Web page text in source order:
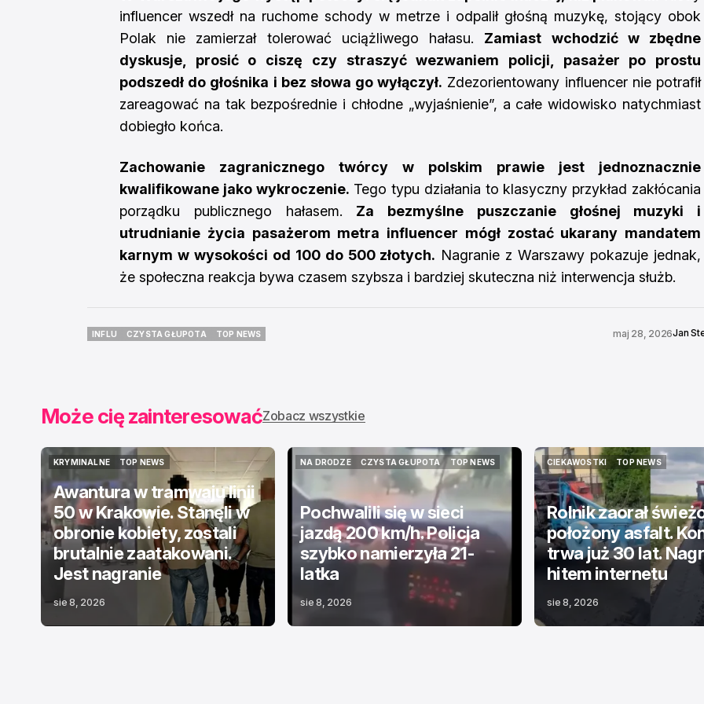
influencer wszedł na ruchome schody w metrze i odpalił głośną muzykę, stojący obok
Polak nie zamierzał tolerować uciążliwego hałasu. Zamiast wchodzić w zbędne
dyskusje, prosić o ciszę czy straszyć wezwaniem policji, pasażer po prostu
podszedł do głośnika i bez słowa go wyłączył. Zdezorientowany influencer nie potrafił
zareagować na tak bezpośrednie i chłodne „wyjaśnienie”, a całe widowisko natychmiast
dobiegło końca.
Zachowanie zagranicznego twórcy w polskim prawie jest jednoznacznie
kwalifikowane jako wykroczenie. Tego typu działania to klasyczny przykład zakłócania
porządku publicznego hałasem. Za bezmyślne puszczanie głośnej muzyki i
utrudnianie życia pasażerom metra influencer mógł zostać ukarany mandatem
karnym w wysokości od 100 do 500 złotych. Nagranie z Warszawy pokazuje jednak,
że społeczna reakcja bywa czasem szybsza i bardziej skuteczna niż interwencja służb.
INFLU
CZYSTA GŁUPOTA
TOP NEWS
maj 28, 2026Jan
Może cię zainteresowaćZobacz wszystkie
KRYMINALNE
TOP NEWS
Awantura w tramwaju linii
50 w Krakowie. Stanęli w
obronie kobiety, zostali
brutalnie zaatakowani.
Jest nagranie
sie 8, 2026
NA DRODZE
CZYSTA GŁUPOTA
CZYSTA GŁUPOTA
TOP NEWS
TOP NEWS
Pochwalili się w sieci
jazdą 200 km/h. Policja
szybko namierzyła 21-
latka
sie 8, 2026
CIEKAWOSTKI
CIEKAWOSTKI
TOP NEWS
TOP NEWS
Rolnik zaorał
położony asfalt.
trwa już 30 lat.
hitem internetu
sie 8, 2026